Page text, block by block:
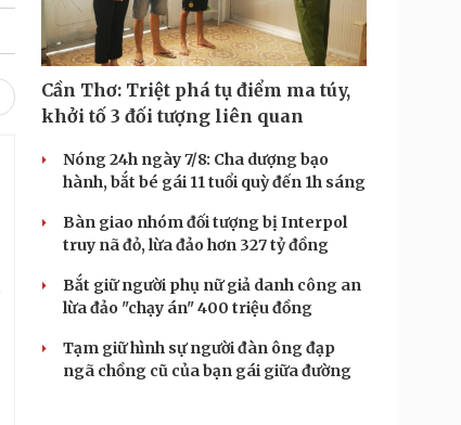
Cần Thơ: Triệt phá tụ điểm ma túy,
khởi tố 3 đối tượng liên quan
Nóng 24h ngày 7/8: Cha dượng bạo
hành, bắt bé gái 11 tuổi quỳ đến 1h sáng
Bàn giao nhóm đối tượng bị Interpol
truy nã đỏ, lừa đảo hơn 327 tỷ đồng
Bắt giữ người phụ nữ giả danh công an
lừa đảo "chạy án" 400 triệu đồng
Tạm giữ hình sự người đàn ông đạp
ngã chồng cũ của bạn gái giữa đường